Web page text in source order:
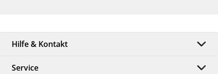
Hilfe & Kontakt
Service